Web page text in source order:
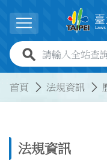
展開選單
全站查詢關鍵字
首頁 法規資訊
法規資訊